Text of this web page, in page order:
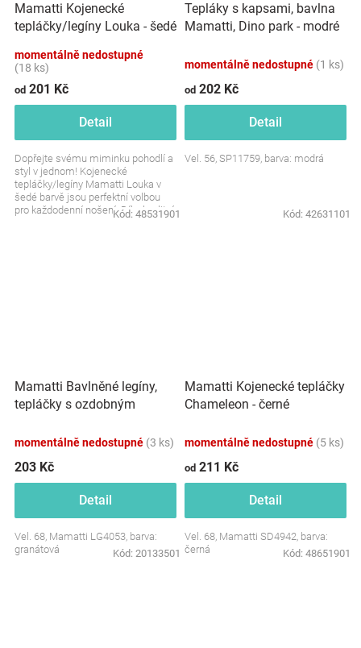
Mamatti Kojenecké
tepláčky/legíny Louka - šedé
momentálně nedostupné
(18 ks)
od 201 Kč
Detail
Dopřejte svému miminku pohodlí a
styl v jednom! Kojenecké
tepláčky/legíny Mamatti Louka v
šedé barvě jsou perfektní volbou
pro každodenní nošení. Díky kvalitní
Kód: 48531901
Tepláky s kapsami, bavlna
Mamatti, Dino park - modré
momentálně nedostupné (1 ks)
od 202 Kč
Detail
Vel. 56, SP11759, barva: modrá
Kód: 42631101
Mamatti Bavlněné legíny,
tepláčky s ozdobným
granátové
momentálně nedostupné (3 ks)
203 Kč
Detail
Vel. 68, Mamatti LG4053, barva:
granátová
Kód: 20133501
Mamatti Kojenecké tepláčky
Chameleon - černé
momentálně nedostupné (5 ks)
od 211 Kč
Detail
Vel. 68, Mamatti SD4942, barva:
černá
Kód: 48651901